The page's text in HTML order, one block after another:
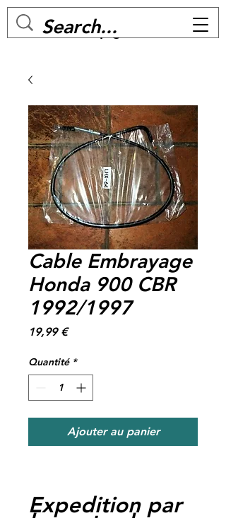
MC BIKE Perpignan
Cable Embrayage
Honda 900 CBR
1992/1997
19,99 €Prix
Quantité *
Ajouter au panier
Expedition par